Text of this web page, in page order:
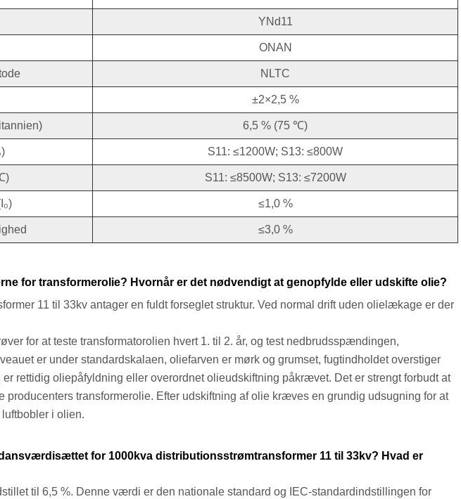
YNd11
ONAN
NLTC
±2×2,5 %
6,5 % (75 ℃)
S11: ≤1200W; S13: ≤800W
S11: ≤8500W; S13: ≤7200W
≤1,0 %
≤3,0 %
for transformerolie? Hvornår er det nødvendigt at genopfylde eller udskifte olie?
11 til 33kv antager en fuldt forseglet struktur. Ved normal drift uden olielækage er der
for at teste transformatorolien hvert 1. til 2. år, og test nedbrudsspændingen,
er under standardskalaen, oliefarven er mørk og grumset, fugtindholdet overstiger
rettidig oliepåfyldning eller overordnet olieudskiftning påkrævet. Det er strengt forbudt at
transformerolie. Efter udskiftning af olie kræves en grundig udsugning for at
i olien.
for 1000kva distributionsstrømtransformer 11 til 33kv? Hvad er
til 6,5 %. Denne værdi er den nationale standard og IEC-standardindstillingen for